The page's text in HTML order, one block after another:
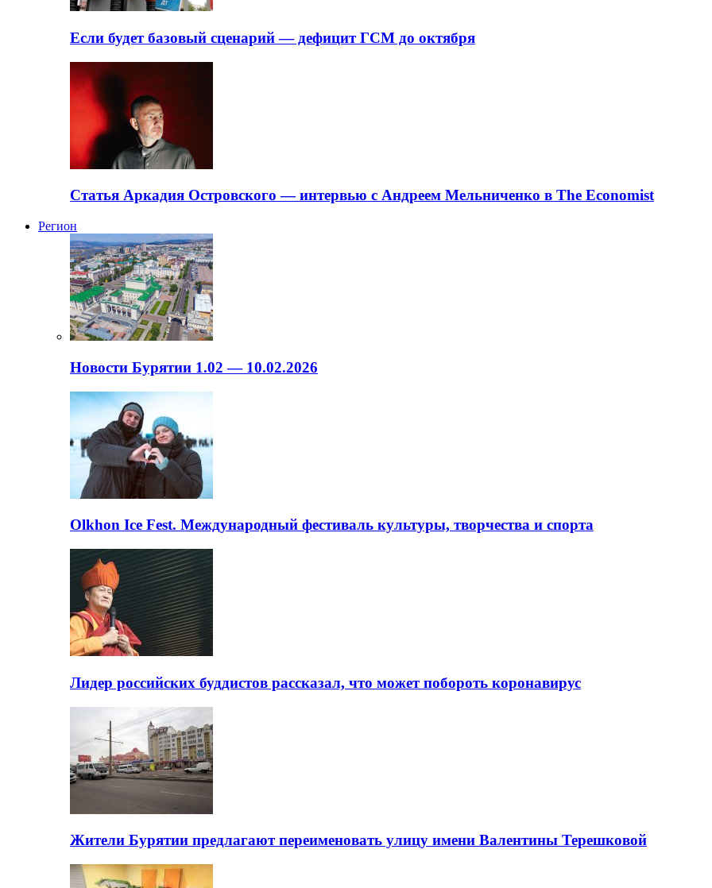
Если будет базовый сценарий — дефицит ГСМ до октября
Статья Аркадия Островского — интервью с Андреем Мельниченко в The Economist
Регион
Новости Бурятии 1.02 — 10.02.2026
Olkhon Ice Fest. Международный фестиваль культуры, творчества и спорта
Лидер российских буддистов рассказал, что может побороть коронавирус
Жители Бурятии предлагают переименовать улицу имени Валентины Терешковой